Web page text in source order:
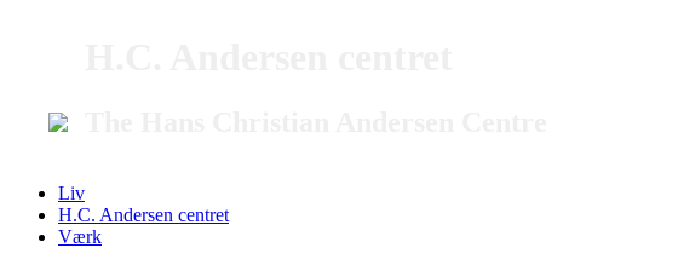
Liv
H.C. Andersen centret
Værk